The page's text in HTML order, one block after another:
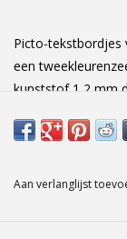
Picto-tekstbordjes
een
kunststof 1,2 mm
Aan verlanglijst